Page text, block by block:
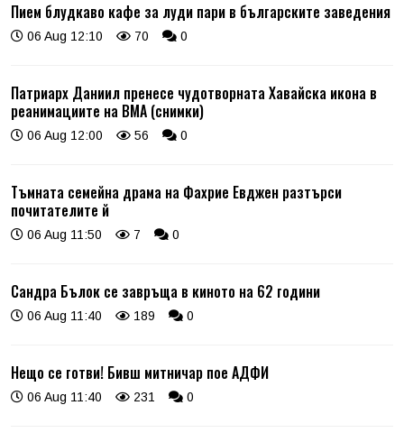
Пием блудкаво кафе за луди пари в българските заведения
06 Aug 12:10 70 0
Патриарх Даниил пренесе чудотворната Хавайска икона в
реанимациите на ВМА (снимки)
06 Aug 12:00 56 0
Тъмната семейна драма на Фахрие Евджен разтърси
почитателите й
06 Aug 11:50 7 0
Сандра Бълок се завръща в киното на 62 години
06 Aug 11:40 189 0
Нещо се готви! Бивш митничар пое АДФИ
06 Aug 11:40 231 0